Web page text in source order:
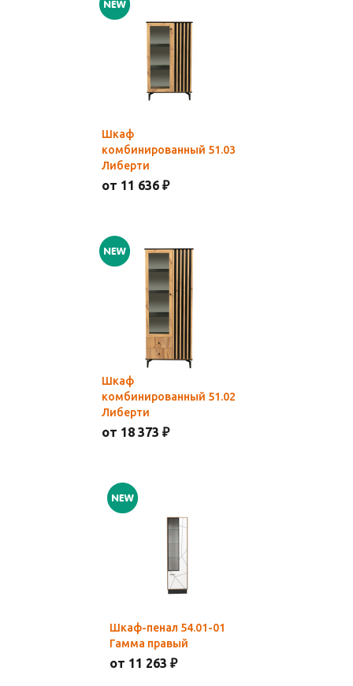
Шкаф
комбинированный 51.03
Либерти
от 11 636 ₽
Шкаф
комбинированный 51.02
Либерти
от 18 373 ₽
Шкаф-пенал 54.01-01
Гамма правый
от 11 263 ₽